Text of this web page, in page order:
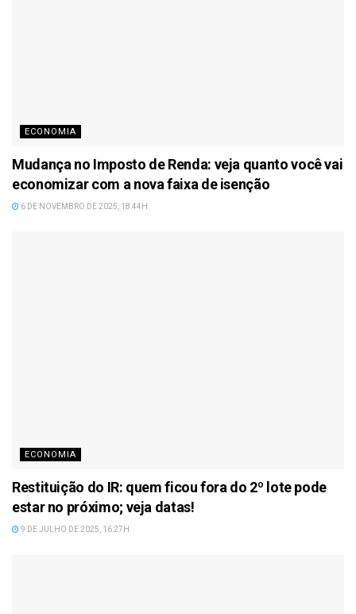
ECONOMIA
Mudança no Imposto de Renda: veja quanto você vai
economizar com a nova faixa de isenção
6 DE NOVEMBRO DE 2025, 18:44H
ECONOMIA
Restituição do IR: quem ficou fora do 2º lote pode
estar no próximo; veja datas!
9 DE JULHO DE 2025, 16:27H